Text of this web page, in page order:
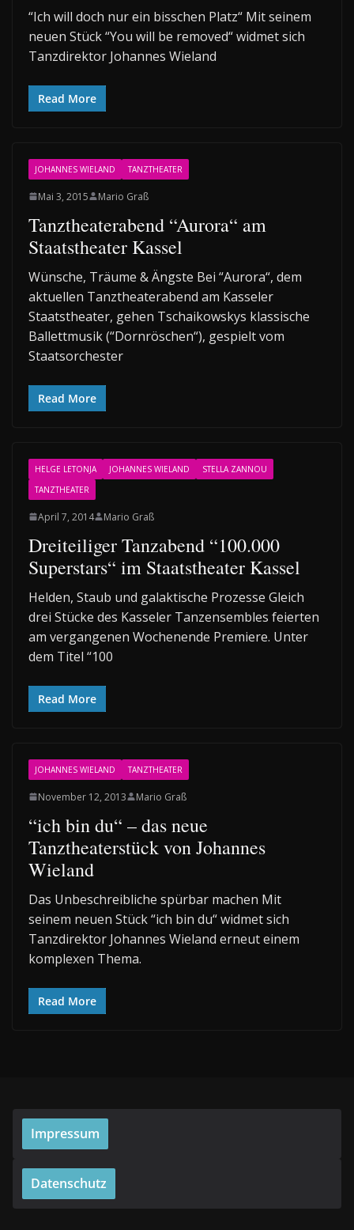
“Ich will doch nur ein bisschen Platz“ Mit seinem
neuen Stück “You will be removed“ widmet sich
Tanzdirektor Johannes Wieland
Read More
JOHANNES WIELAND TANZTHEATER
Mai 3, 2015 Mario Graß
Tanztheaterabend “Aurora“ am
Staatstheater Kassel
Wünsche, Träume & Ängste Bei “Aurora“, dem
aktuellen Tanztheaterabend am Kasseler
Staatstheater, gehen Tschaikowskys klassische
Ballettmusik (“Dornröschen“), gespielt vom
Staatsorchester
Read More
HELGE LETONJA JOHANNES WIELAND
STELLA ZANNOU
TANZTHEATER
April 7, 2014 Mario Graß
Dreiteiliger Tanzabend “100.000
Superstars“ im Staatstheater Kassel
Helden, Staub und galaktische Prozesse Gleich
drei Stücke des Kasseler Tanzensembles feierten
am vergangenen Wochenende Premiere. Unter
dem Titel “100
Read More
JOHANNES WIELAND TANZTHEATER
November 12, 2013 Mario Graß
“ich bin du“ – das neue
Tanztheaterstück von Johannes
Wieland
Das Unbeschreibliche spürbar machen Mit
seinem neuen Stück “ich bin du“ widmet sich
Tanzdirektor Johannes Wieland erneut einem
komplexen Thema.
Read More
Impressum
Datenschutz